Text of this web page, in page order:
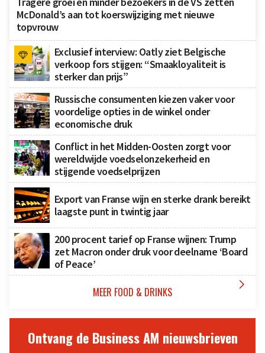
McDonald’s aan tot koerswijziging met nieuwe
topvrouw
Exclusief interview: Oatly ziet Belgische
verkoop fors stijgen: “Smaakloyaliteit is
sterker dan prijs”
Russische consumenten kiezen vaker voor
voordelige opties in de winkel onder
economische druk
Conflict in het Midden-Oosten zorgt voor
wereldwijde voedselonzekerheid en
stijgende voedselprijzen
Export van Franse wijn en sterke drank bereikt
laagste punt in twintig jaar
200 procent tarief op Franse wijnen: Trump
zet Macron onder druk voor deelname ‘Board
of Peace’
MEER FOOD & DRINKS 
Ontvang de Business AM nieuwsbrieven